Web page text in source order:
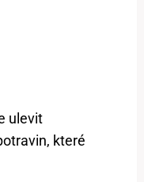
ulevit
které